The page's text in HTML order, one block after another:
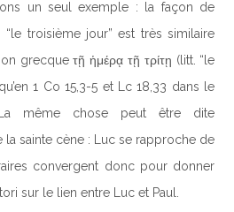
un seul exemple : la façon de
troisième jour” est très similaire
grecque τῇ ἡμέρᾳ τῇ τρίτῃ (litt. “le
1 Co 15,3-5 et Lc 18,33 dans le
même chose peut être dite
la sainte cène : Luc se rapproche de
convergent donc pour donner
sur le lien entre Luc et Paul.